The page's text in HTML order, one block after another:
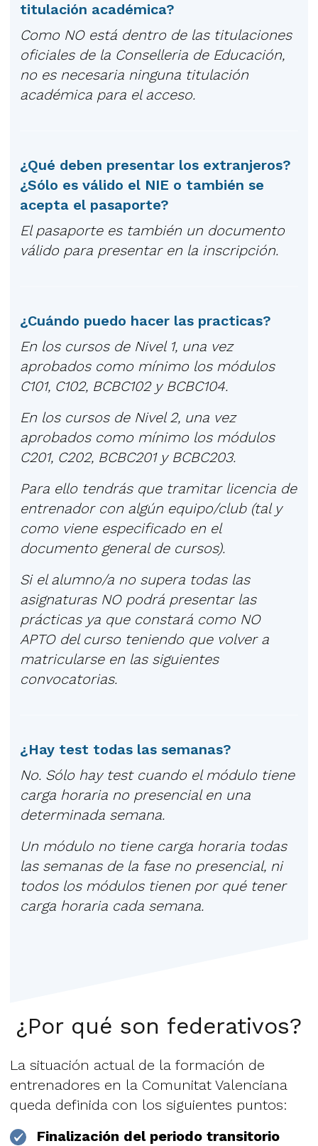
titulación académica?
Como NO está dentro de las titulaciones
oficiales de la Conselleria de Educación,
no es necesaria ninguna titulación
académica para el acceso.
¿Qué deben presentar los extranjeros?
¿Sólo es válido el NIE o también se
acepta el pasaporte?
El pasaporte es también un documento
válido para presentar en la inscripción.
¿Cuándo puedo hacer las practicas?
En los cursos de Nivel 1, una vez
aprobados como mínimo los módulos
C101, C102, BCBC102 y BCBC104.
En los cursos de Nivel 2, una vez
aprobados como mínimo los módulos
C201, C202, BCBC201 y BCBC203.
Para ello tendrás que tramitar licencia de
entrenador con algún equipo/club (tal y
como viene especificado en el
documento general de cursos).
Si el alumno/a no supera todas las
asignaturas NO podrá presentar las
prácticas ya que constará como NO
APTO del curso teniendo que volver a
matricularse en las siguientes
convocatorias.
¿Hay test todas las semanas?
No. Sólo hay test cuando el módulo tiene
carga horaria no presencial en una
determinada semana.
Un módulo no tiene carga horaria todas
las semanas de la fase no presencial, ni
todos los módulos tienen por qué tener
carga horaria cada semana.
¿Por qué son federativos?
La situación actual de la formación de
entrenadores en la Comunitat Valenciana
queda definida con los siguientes puntos:
Finalización del periodo transitorio